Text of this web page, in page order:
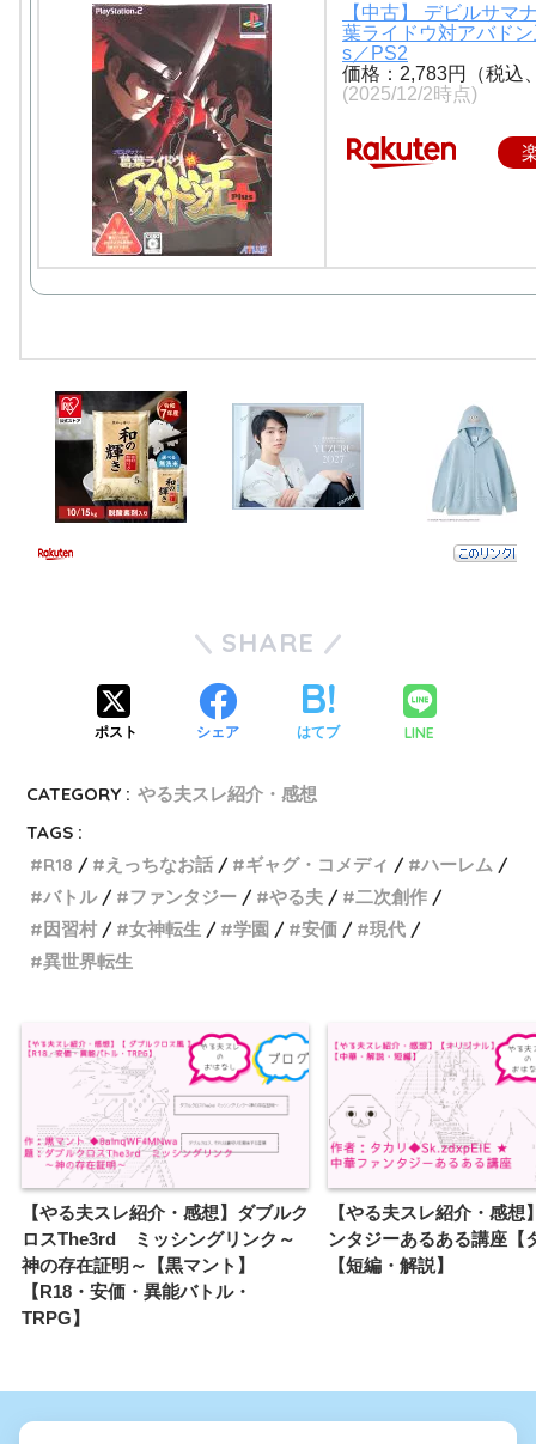
【中古】 デビルサ
葉ライドウ対アバド
s／PS2
価格：2,783円（税込
(2025/12/2時点)
SHARE
ポスト シェア はてブ LINE
CATEGORY : やる夫スレ紹介・感想
TAGS :
R18
えっちなお話 ギャグ・コメディ
ハーレム
バトル
ファンタジー やる夫
二次創作
因習村
女神転生 学園 安価
現代
異世界転生
【やる夫スレ紹介・感想】ダブルク
ロスThe3rd ミッシングリンク～
神の存在証明～【黒マント】
【R18・安価・異能バトル・
TRPG】
【やる夫スレ紹介・感想
ンタジーあるある講座【
【短編・解説】